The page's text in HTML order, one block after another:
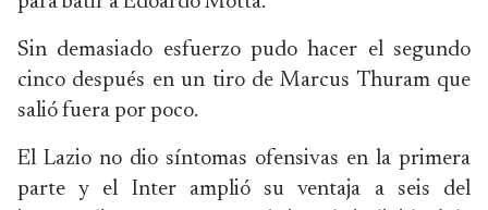
Sin demasiado esfuerzo pudo hacer el segundo
cinco después en un tiro de Marcus Thuram que
salió fuera por poco.
El Lazio no dio síntomas ofensivas en la primera
parte y el Inter amplió su ventaja a seis del